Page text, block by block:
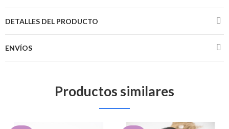
DETALLES DEL PRODUCTO
ENVÍOS
Productos similares